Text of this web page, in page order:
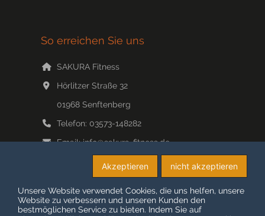
So erreichen Sie uns
SAKURA Fitness
Hörlitzer Straße 32
01968 Senftenberg
Telefon: 03573-148282
Email:info@sakura-fitness.de
www.sakura-fitness.de/ nicht akzeptieren
Akzeptieren
Unsere Website verwendet Cookies, die uns helfen, unsere
Website zu verbessern und unseren Kunden den
bestmöglichen Service zu bieten. Indem Sie auf